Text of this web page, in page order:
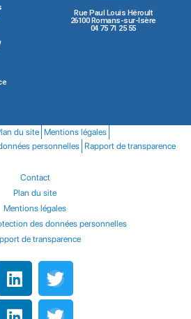
Rue Paul Louis Héroult
26100 Romans-sur-Isère
04 75 71 25 55
du site Mentions légales
personnelles Rapport de transparence
Contact
Plan du site
Mentions légales
des données personnelles
de transparence